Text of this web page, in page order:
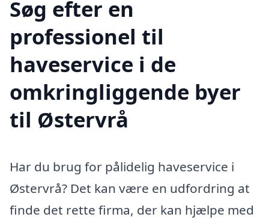
Søg efter en
professionel til
haveservice i de
omkringliggende byer
til Østervrå
Har du brug for pålidelig haveservice i
Østervrå? Det kan være en udfordring at
finde det rette firma, der kan hjælpe med